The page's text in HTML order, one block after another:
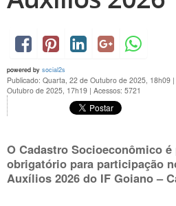
powered by social2s
Publicado: Quarta, 22 de Outubro de 2025, 18h09 |
Outubro de 2025, 17h19 | Acessos: 5721
O Cadastro Socioeconômico
obrigatório para participação
Auxílios 2026 do IF Goiano –